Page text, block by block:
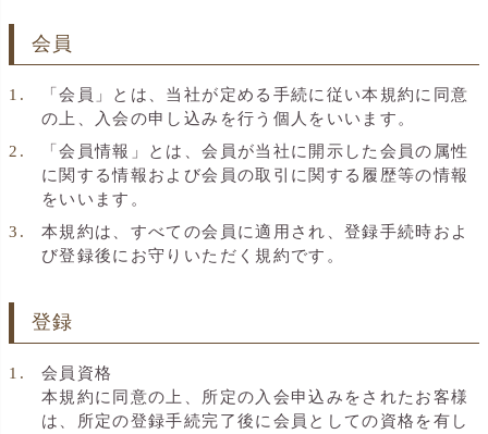
会員
「会員」とは、当社が定める手続に従い本規約に同意
の上、入会の申し込みを行う個人をいいます。
「会員情報」とは、会員が当社に開示した会員の属性
に関する情報および会員の取引に関する履歴等の情報
をいいます。
本規約は、すべての会員に適用され、登録手続時およ
び登録後にお守りいただく規約です。
登録
会員資格
本規約に同意の上、所定の入会申込みをされたお客様
は、所定の登録手続完了後に会員としての資格を有し